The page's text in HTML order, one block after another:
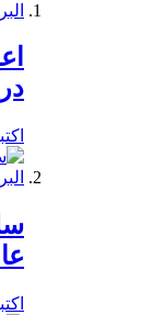
اکتبر 19,
اکتبر 18,